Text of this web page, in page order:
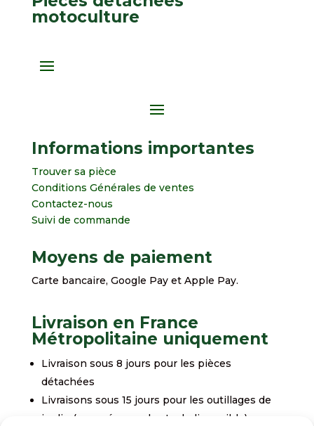
motoculture
Informations importantes
Trouver sa pièce
Conditions Générales de ventes
Contactez-nous
Suivi de commande
Moyens de paiement
Carte bancaire, Google Pay et Apple Pay.
Livraison en France
Métropolitaine uniquement
Livraison sous 8 jours pour les pièces
détachées
Livraisons sous 15 jours pour les outillages de
jardin (sous réserve de stock disponible)